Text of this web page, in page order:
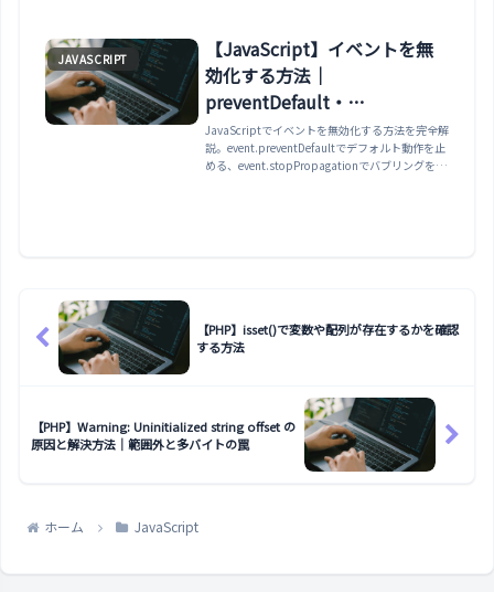
スト、テキストエリアのライブプレビュー、
FormDataで全フィールドの変化を一括監視する
パターンまで実践コードで紹介します。
JAVASCRIPT
【JavaScript】イベントを無
効化する方法｜
preventDefault・
stopPropagation・
disabled・
removeEventListener・
JavaScriptでイベントを無効化する方法を完全解
説。event.preventDefaultでデフォルト動作を止
める、event.stopPropagationでバブリングを止
【PHP】isset()で変数や配列が存在するかを確認
する方法
【PHP】Warning: Uninitialized string offset の
原因と解決方法｜範囲外と多バイトの罠
ホーム JavaScript